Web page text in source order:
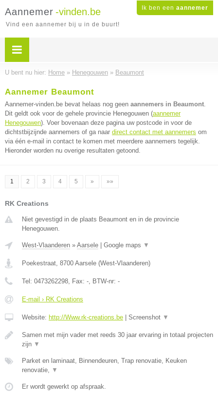
Ik ben een aannemer
Aannemer -vinden.be
Vind een aannemer bij u in de buurt!
U bent nu hier: Home » Henegouwen » Beaumont
Aannemer Beaumont
Aannemer-vinden.be bevat helaas nog geen aannemers in Beaumont.
Dit geldt ook voor de gehele provincie Henegouwen (aannemer
Henegouwen). Voer bovenaan deze pagina uw postcode in voor de
dichtstbijzijnde aannemers of ga naar direct contact met aannemers om
via één e-mail in contact te komen met meerdere aannemers tegelijk.
Hieronder worden nu overige resultaten getoond.
1 2 3 4 5 » »»
RK Creations
Niet gevestigd in de plaats Beaumont en in de provincie
Henegouwen.
West-Vlaanderen » Aarsele Google maps ▼
Poekestraat, 8700 Aarsele (West-Vlaanderen)
Tel: 0473262298, Fax: -, BTW-nr: -
E-mail › RK Creations
Website: http://Www.rk-creations.be Screenshot ▼
Samen met mijn vader met reeds 30 jaar ervaring in totaal projecten
zijn ▼
Parket en laminaat, Binnendeuren, Trap renovatie, Keuken
renovatie, ▼
Er wordt gewerkt op afspraak.